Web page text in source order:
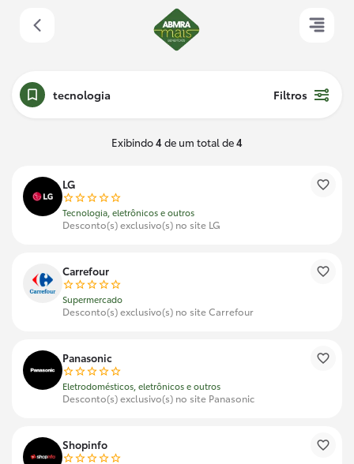
tecnologia Filtros
Exibindo4de um total de4
LG
Tecnologia, eletrônicos e outros
Desconto(s) exclusivo(s) no site LG
Carrefour
Supermercado
Desconto(s) exclusivo(s) no site Carrefour
Panasonic
Eletrodomésticos, eletrônicos e outros
Desconto(s) exclusivo(s) no site Panasonic
Shopinfo